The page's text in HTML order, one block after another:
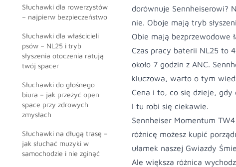
Słuchawki dla rowerzystów
– najpierw bezpieczeństwo
Słuchawki dla właścicieli
psów – NL25 i tryb
słyszenia otoczenia ratują
twój spacer
Słuchawki do głośnego
biura – jak przeżyć open
space przy zdrowych
zmysłach
Słuchawki na długą trasę –
jak słuchać muzyki w
samochodzie i nie zginąć
dorównuje Sennheiserowi?
nie. Oboje mają tryb
Obie mają bezprzewodowe
Czas pracy baterii NL25 to
około 7 godzin z ANC.
kluczowa, warto o tym
Cena i to, co się dzieje, gdy
I tu robi się ciekawie.
Sennheiser Momentum
różnicę możesz kupić
ułamek naszej Gwiazdy
Ale większa różnica